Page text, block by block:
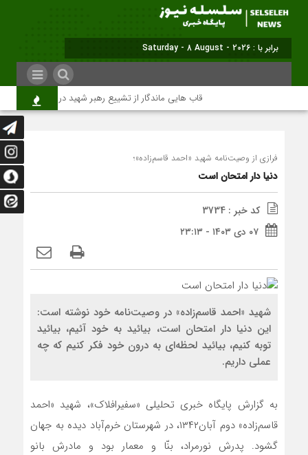
برابر با : Saturday - 8 August - 2026
قاب هایی ماندگار از تشییع رهبر شهید در تهران
فرازی از وصیت‌نامه شهید «احمد قاسم‌زاده»؛
دنیا دار امتحان است
کد خبر : 3734
۰۷ دی ۱۴۰۳ - ۲۳:۱۳
شهید «احمد قاسم‌زاده» در وصیت‌نامه خود نوشته است:
این دنیا دار امتحان است، بیائید به خود آئیم، بیائید
توبه کنیم، بیائید لحظه‌ای به درون خود فکر کنیم که چه
عملی داریم.
به گزارش پایگاه خبری تحلیلی «سفیرافلاک»، شهید «احمد
قاسم‌زاده» دوم آبان۱۳۴۲، در شهرستان خرم‌آباد دیده به جهان
گشود. پدرش نورمراد، بنّا و معمار بود و مادرش بانو